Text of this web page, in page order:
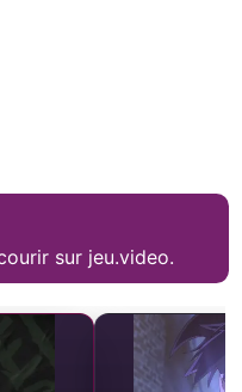
sur jeu.video.